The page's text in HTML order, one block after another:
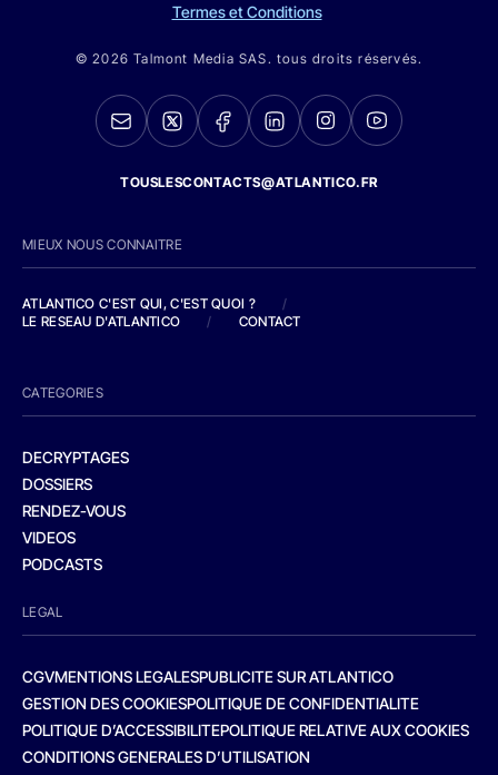
Termes et Conditions
© 2026 Talmont Media SAS. tous droits réservés.
TOUSLESCONTACTS@ATLANTICO.FR
MIEUX NOUS CONNAITRE
ATLANTICO C'EST QUI, C'EST QUOI ?
/
LE RESEAU D'ATLANTICO
/ CONTACT
CATEGORIES
DECRYPTAGES
DOSSIERS
RENDEZ-VOUS
VIDEOS
PODCASTS
LEGAL
CGVMENTIONS LEGALESPUBLICITE SUR ATLANTICO
GESTION DES COOKIESPOLITIQUE DE CONFIDENTIALITE
POLITIQUE D’ACCESSIBILITEPOLITIQUE RELATIVE AUX COOKIES
CONDITIONS GENERALES D’UTILISATION